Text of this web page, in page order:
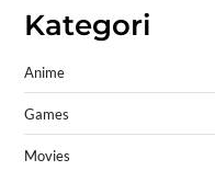
Kategori
Anime
Games
Movies